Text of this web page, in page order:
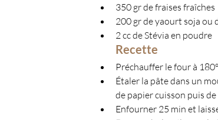
350 gr de fraises fraîches
200 gr de yaourt soja ou
2 cc de Stévia en poudre
Recette
Préchauffer le four à
Étaler la pâte dans un
de papier cuisson puis
Enfourner 25 min et